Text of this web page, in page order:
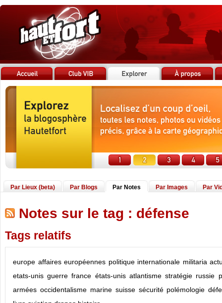
Par Lieux (beta) Par Blogs Par Notes Par Images Par
Notes sur le tag : défense
Tags relatifs
europe affaires européennes politique internationale militaria
etats-unis guerre france états-unis atlantisme stratégie russie
armées occidentalisme marine suisse sécurité polémologie